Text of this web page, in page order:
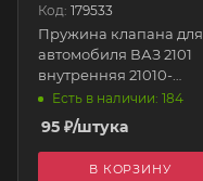
Код: 179533
Пружина клапана для
автомобиля ВАЗ 2101
внутренняя 21010-
1007021-008 БелЗАН
Есть в наличии: 184
95 ₽/штука
В КОРЗИНУ